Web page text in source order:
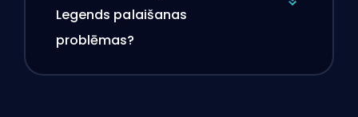
Legends palaišanas
problēmas?